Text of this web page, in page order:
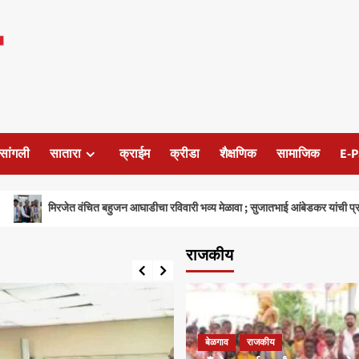
सांगली सातारा क्राईम क्रीडा शैक्षणिक सामाजिक E-
मिरजेत वंचित बहुजन आघाडीचा रविवारी भव्य मेळावा ; सुजातभाई आंबेडकर यांची प्रमुख
राजकीय
बेळगाव राजकीय